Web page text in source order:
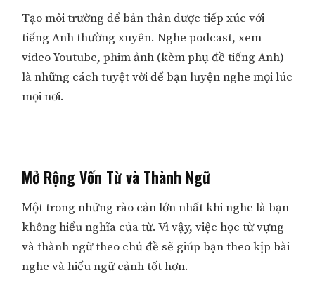
Tạo môi trường để bản thân được tiếp xúc với
tiếng Anh thường xuyên. Nghe podcast, xem
video Youtube, phim ảnh (kèm phụ đề tiếng Anh)
là những cách tuyệt vời để bạn luyện nghe mọi lúc
mọi nơi.
Mở Rộng Vốn Từ và Thành Ngữ
Một trong những rào cản lớn nhất khi nghe là bạn
không hiểu nghĩa của từ. Vì vậy, việc học từ vựng
và thành ngữ theo chủ đề sẽ giúp bạn theo kịp bài
nghe và hiểu ngữ cảnh tốt hơn.